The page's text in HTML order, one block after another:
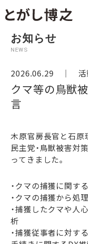
お知らせ
NEWS
2026.06.29 ｜
クマ等の鳥獣
言
木原官房長官と石原
民主党・鳥獣被害対
ってきました。
・クマの捕獲に関す
・クマの捕獲から処
・捕獲したクマや人
析
・捕獲従事者に対す